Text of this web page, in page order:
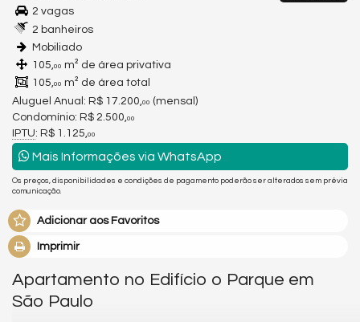
2 vagas
2 banheiros
Mobiliado
105,00 m² de área privativa
105,00 m² de área total
Aluguel Anual: R$ 17.200,00 (mensal)
Condomínio: R$ 2.500,00
IPTU: R$ 1.125,00
Mais Informações via WhatsApp
Os preços, disponibilidades e condições de pagamento poderão ser alterados sem prévia
comunicação.
Adicionar aos Favoritos
Imprimir
Apartamento no Edifício o Parque em
São Paulo